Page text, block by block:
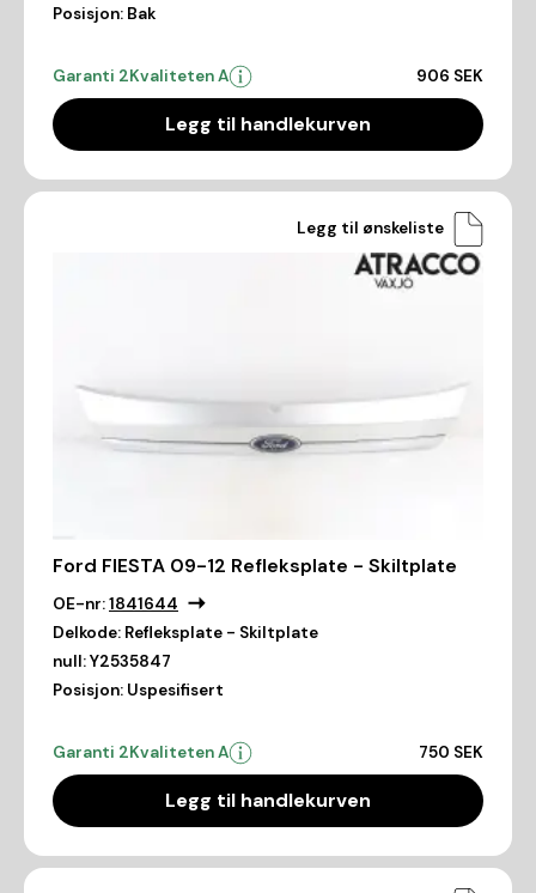
Posisjon: Bak
Garanti 2Kvaliteten A 906 SEK
Legg til handlekurven
Legg til ønskeliste
Ford FIESTA 09-12 Refleksplate - Skiltplate
OE-nr:1841644
Delkode: Refleksplate - Skiltplate
null:Y2535847
Posisjon: Uspesifisert
Garanti 2Kvaliteten A 750 SEK
Legg til handlekurven